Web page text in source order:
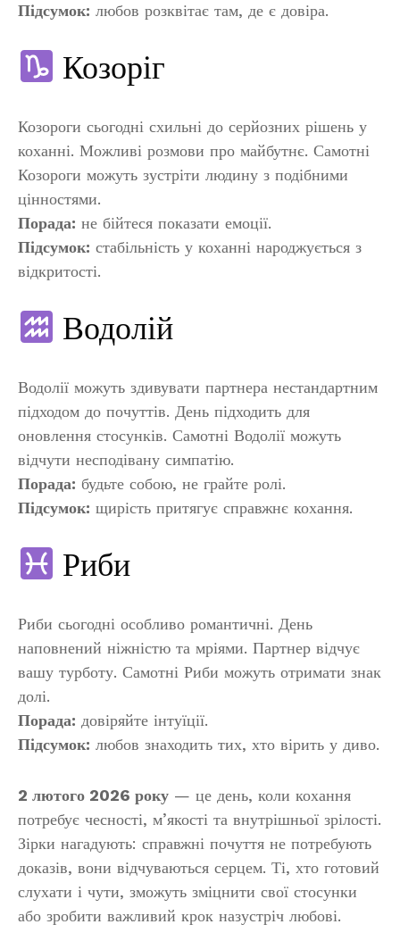
Підсумок: любов розквітає там, де є довіра.
Козоріг
Козороги сьогодні схильні до серйозних рішень у
коханні. Можливі розмови про майбутнє. Самотні
Козороги можуть зустріти людину з подібними
цінностями.
Порада: не бійтеся показати емоції.
Підсумок: стабільність у коханні народжується з
відкритості.
Водолій
Водолії можуть здивувати партнера нестандартним
підходом до почуттів. День підходить для
оновлення стосунків. Самотні Водолії можуть
відчути несподівану симпатію.
Порада: будьте собою, не грайте ролі.
Підсумок: щирість притягує справжнє кохання.
Риби
Риби сьогодні особливо романтичні. День
наповнений ніжністю та мріями. Партнер відчує
вашу турботу. Самотні Риби можуть отримати знак
долі.
Порада: довіряйте інтуїції.
Підсумок: любов знаходить тих, хто вірить у диво.
2 лютого 2026 року — це день, коли кохання
потребує чесності, м’якості та внутрішньої зрілості.
Зірки нагадують: справжні почуття не потребують
доказів, вони відчуваються серцем. Ті, хто готовий
слухати і чути, зможуть зміцнити свої стосунки
або зробити важливий крок назустріч любові.